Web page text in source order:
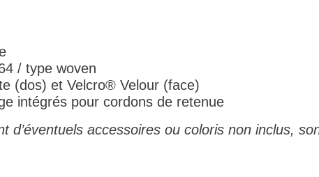
/ type woven
(dos) et Velcro® Velour (face)
intégrés pour cordons de retenue
d’éventuels accessoires ou coloris non inclus,